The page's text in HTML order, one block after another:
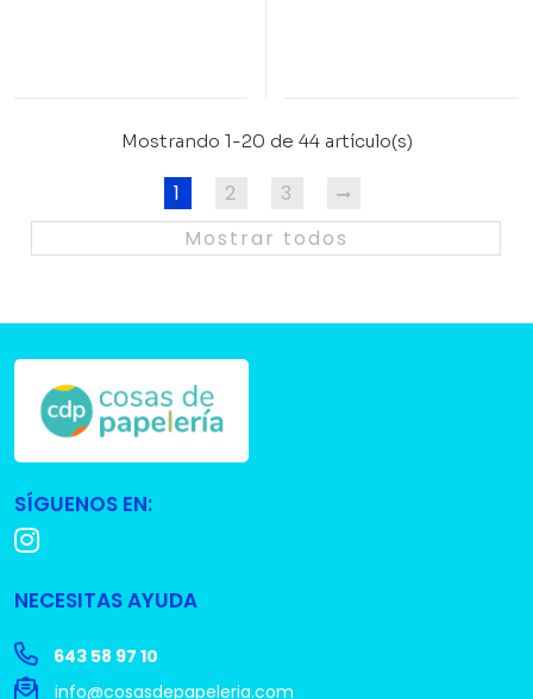
Mostrando 1-20 de 44 artículo(s)
1 2
3
Mostrar todos
SÍGUENOS EN:
NECESITAS AYUDA
643 58 97 10
info@cosasdepapeleria.com